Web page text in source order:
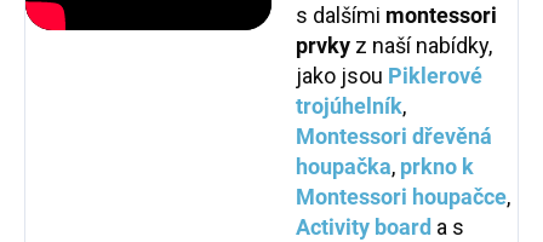
s dalšími montessori
prvky z naší nabídky,
jako jsou Piklerové
trojúhelník,
Montessori dřevěná
houpačka, prkno k
Montessori houpačce,
Activity board a s